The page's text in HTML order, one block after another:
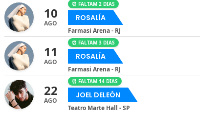
10
AGO
⏰ FALTAM 2 DIAS
ROSALÍA
Farmasi Arena - RJ
11
AGO
⏰ FALTAM 3 DIAS
ROSALÍA
Farmasi Arena - RJ
22
AGO
⏰ FALTAM 14 DIAS
JOEL DELEÓN
Teatro Marte Hall - SP